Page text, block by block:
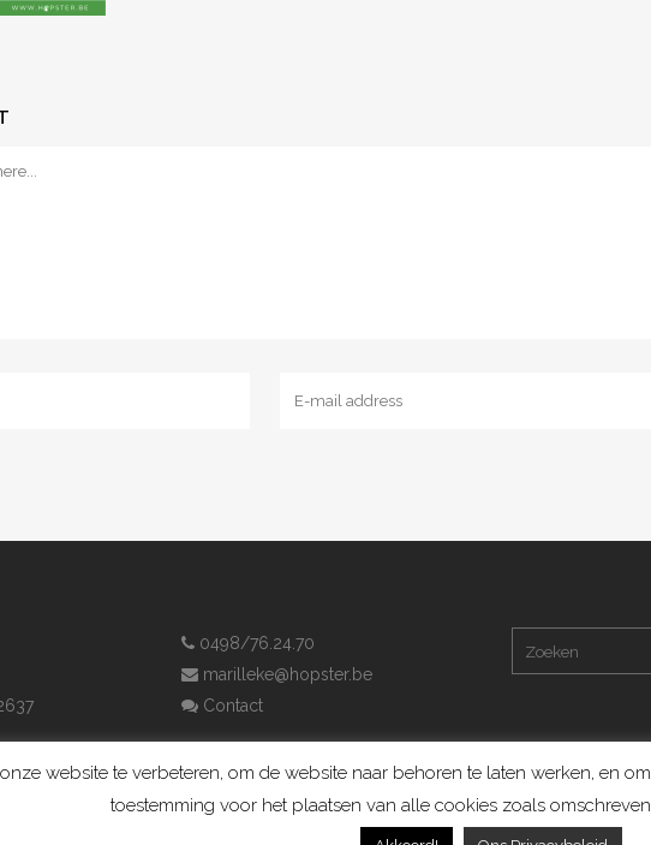
0498/76.24.70
marilleke@hopster.be
Contact
Konijnenadviesbureau Hopster ©2019
website te verbeteren, om de website naar behoren te laten werken, en
toestemming voor het plaatsen van alle cookies zoals